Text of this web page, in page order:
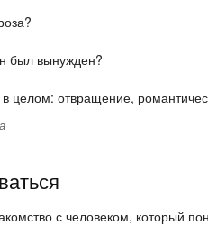
был вынужден?
целом: отвращение,
с человеком, который